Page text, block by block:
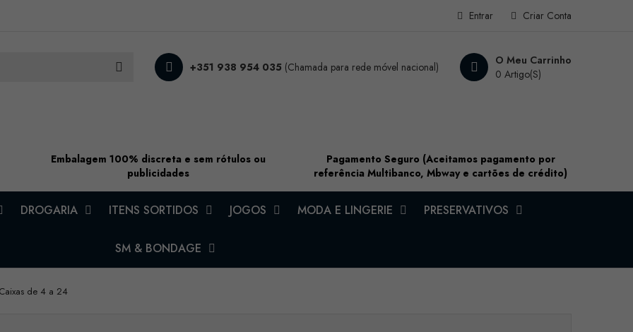
Criar Conta
Entrar
O Meu Carrinho
0 Artigo(s)
+351 938 954 035 (Chamada para rede móvel nacional)
Embalagem 100% discreta e sem rótulos ou
publicidades
Pagamento Seguro (Aceitamos pagamento por
referência Multibanco, Mbway e cartões de crédito)
DROGARIA ITENS SORTIDOS JOGOS MODA E LINGERIE PRESERVATIVOS
SM & BONDAGE
Caixas de 4 a 24